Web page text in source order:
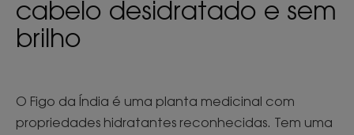
cabelo desidratado e sem
brilho
O Figo da Índia é uma planta medicinal com
propriedades hidratantes reconhecidas. Tem uma